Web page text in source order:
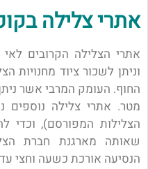
אתרי צלילה
אתרי הצלילה הקרובים
וניתן לשכור ציוד מחנויות
מטר. אתרי צלילה נוספים
הצלילות המפורסם), וכדי
שאותה מארגנת חברת
הנסיעה אורכת כשעה וחצי